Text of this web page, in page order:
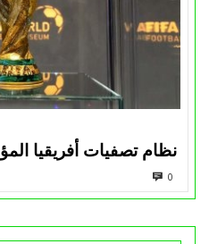
نظام تصفيات أفريقيا
0